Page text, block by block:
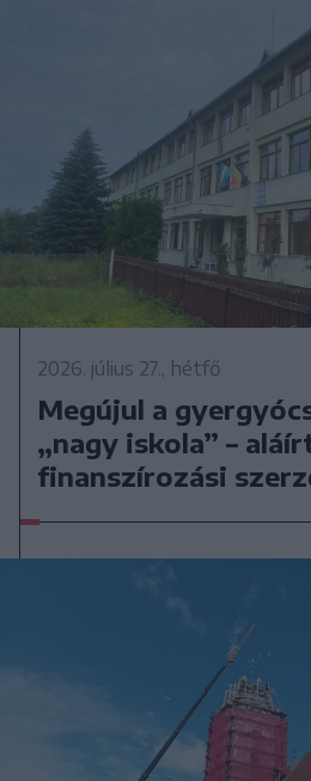
2026. július 27., hétfő
Megújul a
„nagy iskola” –
finanszírozási